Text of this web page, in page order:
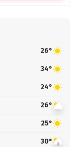
26°
34°
24°
26°
25°
30°